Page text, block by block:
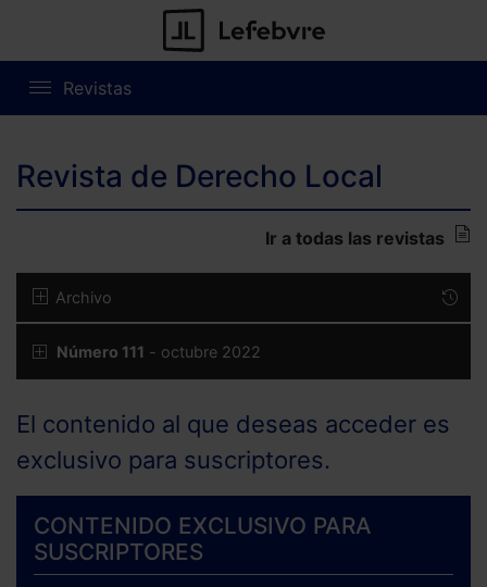
Revistas
Revista de Derecho Local
Ir a todas las revistas
Archivo
Número 111 - octubre 2022
El contenido al que deseas acceder es
exclusivo para suscriptores.
CONTENIDO EXCLUSIVO PARA
SUSCRIPTORES